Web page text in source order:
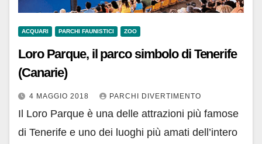
ACQUARI PARCHI FAUNISTICI ZOO
Loro Parque, il parco simbolo di Tenerife
(Canarie)
4 MAGGIO 2018 PARCHI DIVERTIMENTO
Il Loro Parque è una delle attrazioni più famose
di Tenerife e uno dei luoghi più amati dell’intero